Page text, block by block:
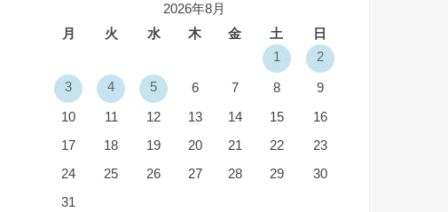
2026年8月
月
火 水 木 金 土
日
1
2
3 4 5 6 7 8 9
10 11 12 13 14 15
16
17
18 19 20 21 22
23
24
25 26 27 28 29
30
31